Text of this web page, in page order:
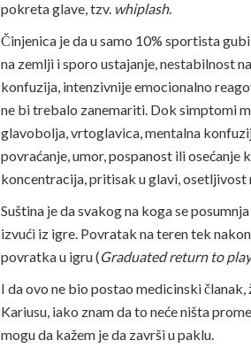
pokreta glave, tzv. whiplash.
Činjenica je da u samo 10% sportista
na zemlji i sporo ustajanje, nestabilnost
konfuzija, intenzivnije emocionalno
ne bi trebalo zanemariti. Dok simptomi
glavobolja, vrtoglavica, mentalna
povraćanje, umor, pospanost ili osećanje
koncentracija, pritisak u glavi,
Suština je da svakog na koga se
izvući iz igre. Povratak na teren tek
povratka u igru (Graduated return to
I da ovo ne bio postao medicinski
Kariusu, iako znam da to neće ništa
mogu da kažem je da završi u paklu.